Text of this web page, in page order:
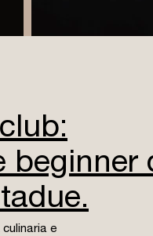
beginner
e